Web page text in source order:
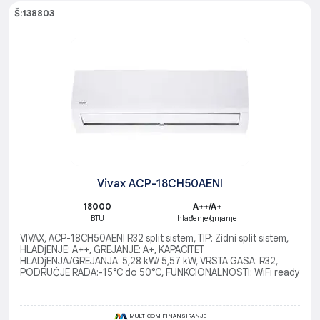
Š:138803
Vivax ACP-18CH50AENI
18000
BTU
A++/A+
hlađenje/grijanje
VIVAX, ACP-18CH50AENI R32 split sistem, TIP: Zidni split sistem,
HLADjENJE: A++, GREJANJE: A+, KAPACITET
HLADjENJA/GREJANJA: 5,28 kW/ 5,57 kW, VRSTA GASA: R32,
PODRUČJE RADA:-15°C do 50°C, FUNKCIONALNOSTI: WiFi ready
MULTICOM FINANSIRANJE